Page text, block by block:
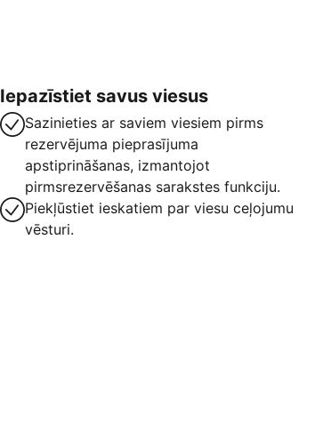
Iepazīstiet savus viesus
Sazinieties ar saviem viesiem pirms
rezervējuma pieprasījuma
apstiprināšanas, izmantojot
pirmsrezervēšanas sarakstes funkciju.
Piekļūstiet ieskatiem par viesu ceļojumu
vēsturi.